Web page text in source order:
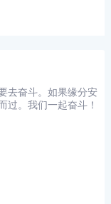
去奋斗。如果缘分安
过。我们一起奋斗！